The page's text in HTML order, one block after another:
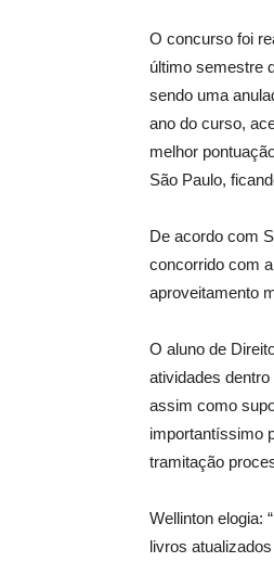
O concurso foi
último semestre
sendo uma
ano do curso,
melhor
São Paulo,
De acordo com
concorrido com
aproveitamento
O aluno de
atividades
assim como
importantíssimo
tramitação
Wellinton elogia:
livros